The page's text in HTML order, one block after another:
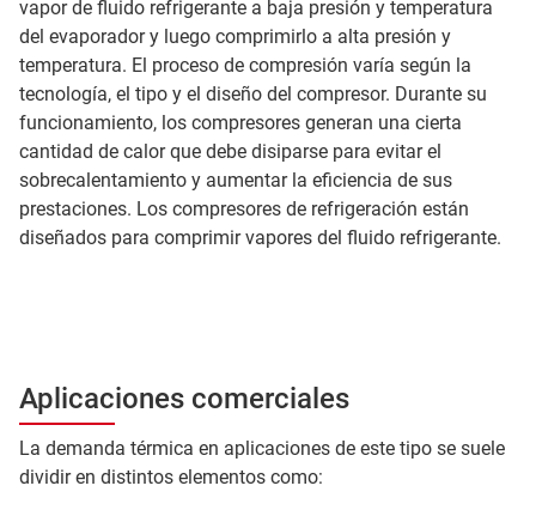
vapor de fluido refrigerante a baja presión y temperatura
del evaporador y luego comprimirlo a alta presión y
temperatura. El proceso de compresión varía según la
tecnología, el tipo y el diseño del compresor. Durante su
funcionamiento, los compresores generan una cierta
cantidad de calor que debe disiparse para evitar el
sobrecalentamiento y aumentar la eficiencia de sus
prestaciones. Los compresores de refrigeración están
diseñados para comprimir vapores del fluido refrigerante.
Aplicaciones comerciales
La demanda térmica en aplicaciones de este tipo se suele
dividir en distintos elementos como: